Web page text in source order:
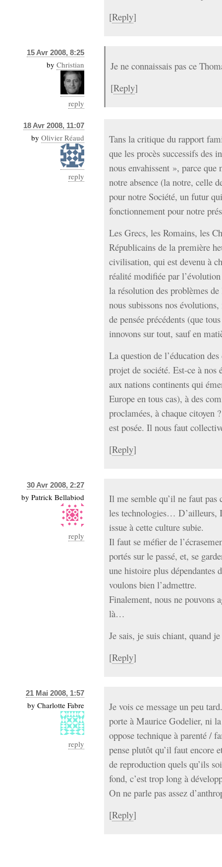
[Reply]
15 Avr 2008, 8:25
by Christian
reply
Je ne connaissais pas ce
[Reply]
18 Avr 2008, 11:07
by Olivier Réaud
reply
Tans la critique du rapport
que les procès successifs des
nous envahissent », parce
notre absence (la notre, celle
pour notre Société, un futur
fonctionnement pour notre
Les Grecs, les Romains, les
Républicains de la première
civilisation, qui est devenu à
réalité modifiée par
la résolution des problèmes
nous subissons nos
de pensée précédents (que
innovons sur tout, sauf en
La question de l’éducation
projet de société. Est-ce à nos
aux nations continents qui
Europe en tous cas), à des
proclamées, à chaque
est posée. Il nous faut
[Reply]
30 Avr 2008, 2:27
by Patrick Bellabiod
reply
Il me semble qu’il ne faut pas
les technologies… D’ailleurs,
issue à cette culture subie.
Il faut se méfier de
portés sur le passé, et, se
une histoire plus dépendantes
voulons bien l’admettre.
Finalement, nous ne pouvons
là…
Je sais, je suis chiant, quand
[Reply]
21 Mai 2008, 1:57
by Charlotte Fabre
reply
Je vois ce message un peu
porte à Maurice Godelier, ni
oppose technique à parenté /
pense plutôt qu’il faut encore
de reproduction quels qu’ils
fond, c’est trop long à
On ne parle pas assez
[Reply]